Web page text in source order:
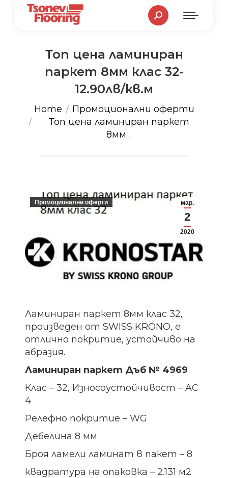
Search:
Топ цена ламиниран
паркет 8мм клас 32-
12.90лв/кв.м
You are here:
Home
Промоционални оферти
Топ цена ламиниран паркет
8мм…
мар.
2
2020
Промоционални оферти
Ламиниран паркет 8мм клас 32,
произведен от SWISS KRONO, е
отлично покритие, устойчиво на
абразия.
Ламиниран паркет Дъб № 4969
Клас – 32, Износоустойчивост – AC
4
Релефно покритие – WG
Дебелина 8 мм
Броя ламели ламинат в пакет – 8
квадратура на опаковка – 2.131 м2